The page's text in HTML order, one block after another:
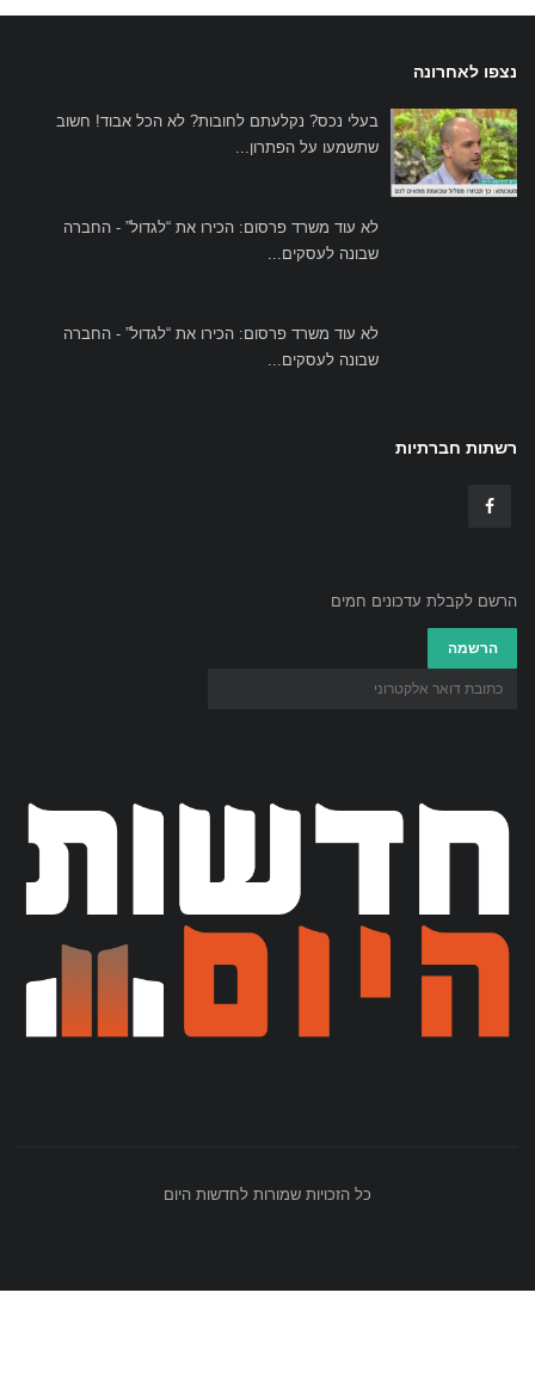
נצפו לאחרונה
בעלי נכס? נקלעתם לחובות? לא הכל אבוד! חשוב
שתשמעו על הפתרון...
לא עוד משרד פרסום: הכירו את “לגדול” - החברה
שבונה לעסקים...
לא עוד משרד פרסום: הכירו את “לגדול” - החברה
שבונה לעסקים...
רשתות חברתיות
הרשם לקבלת עדכונים חמים
כל הזכויות שמורות לחדשות היום